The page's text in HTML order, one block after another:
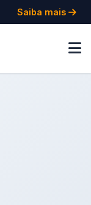
Saiba mais